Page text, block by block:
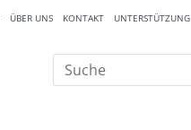
ÜBER UNS KONTAKT UNTERSTÜTZUNG
Suche
nach: